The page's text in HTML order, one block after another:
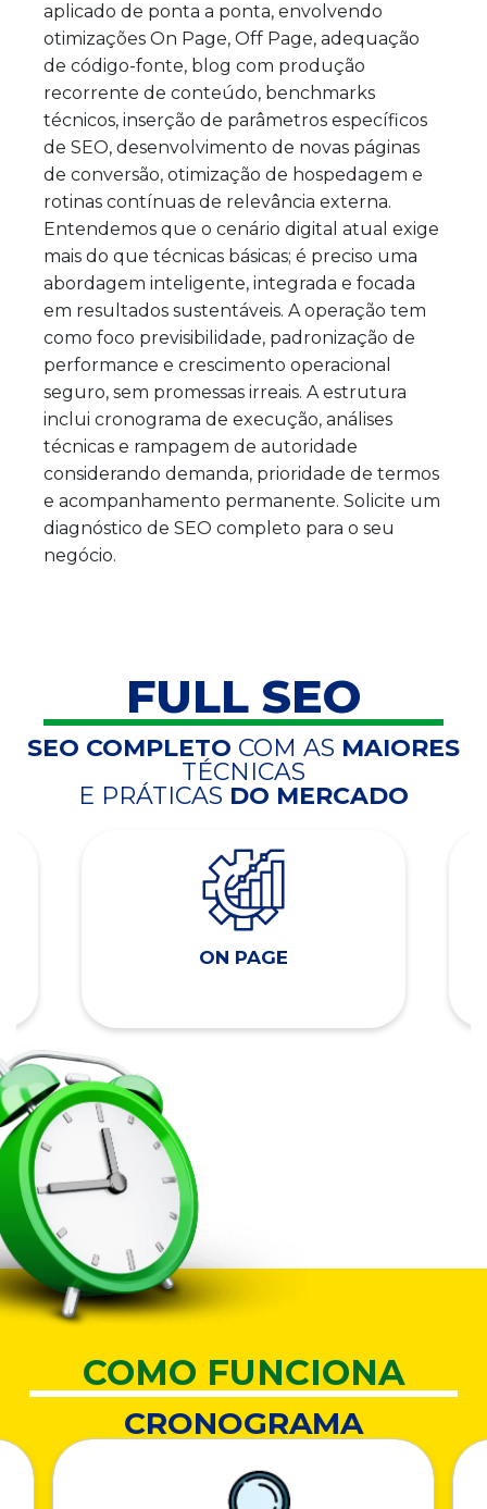
aplicado de ponta a ponta, envolvendo
otimizações On Page, Off Page, adequação
de código-fonte, blog com produção
recorrente de conteúdo, benchmarks
técnicos, inserção de parâmetros específicos
de SEO, desenvolvimento de novas páginas
de conversão, otimização de hospedagem e
rotinas contínuas de relevância externa.
Entendemos que o cenário digital atual exige
mais do que técnicas básicas; é preciso uma
abordagem inteligente, integrada e focada
em resultados sustentáveis. A operação tem
como foco previsibilidade, padronização de
performance e crescimento operacional
seguro, sem promessas irreais. A estrutura
inclui cronograma de execução, análises
técnicas e rampagem de autoridade
considerando demanda, prioridade de termos
e acompanhamento permanente. Solicite um
diagnóstico de SEO completo para o seu
negócio.
FULL SEO
SEO COMPLETO COM AS MAIORES
TÉCNICAS
E PRÁTICAS DO MERCADO
ON PAGE
COMO FUNCIONA
CRONOGRAMA